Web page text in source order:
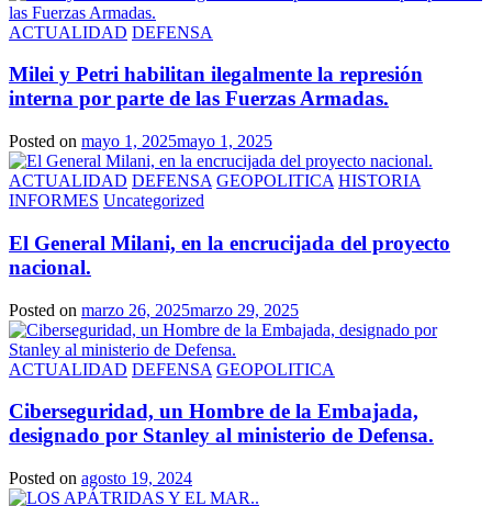
ACTUALIDAD DEFENSA
Milei y Petri habilitan ilegalmente la represión
interna por parte de las Fuerzas Armadas.
Posted on mayo 1, 2025mayo 1, 2025
ACTUALIDAD DEFENSA GEOPOLITICA HISTORIA
INFORMES Uncategorized
El General Milani, en la encrucijada del proyecto
nacional.
Posted on marzo 26, 2025marzo 29, 2025
ACTUALIDAD DEFENSA GEOPOLITICA
Ciberseguridad, un Hombre de la Embajada,
designado por Stanley al ministerio de Defensa.
Posted on agosto 19, 2024